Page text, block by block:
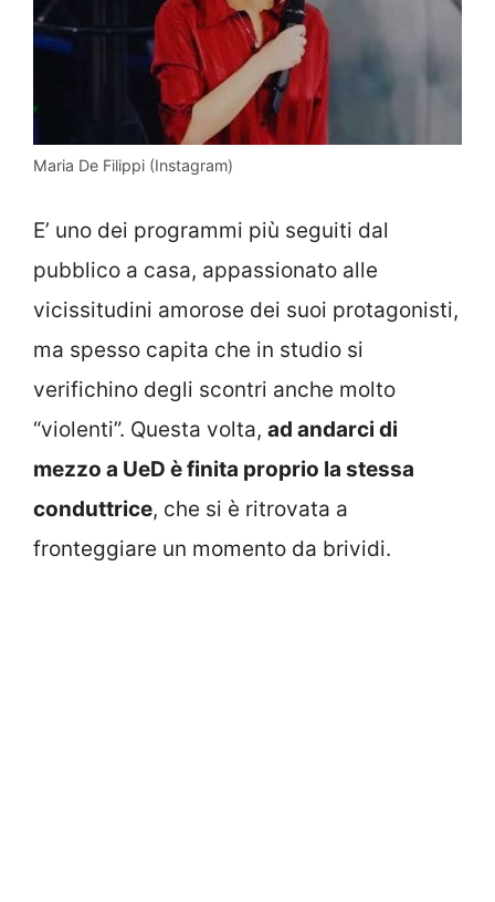
Maria De Filippi (Instagram)
E’ uno dei programmi più seguiti dal
pubblico a casa, appassionato alle
vicissitudini amorose dei suoi protagonisti,
ma spesso capita che in studio si
verifichino degli scontri anche molto
“violenti”. Questa volta, ad andarci di
mezzo a UeD è finita proprio la stessa
conduttrice, che si è ritrovata a
fronteggiare un momento da brividi.